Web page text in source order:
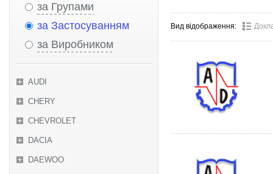
за Групами
за Застосуванням
за Виробником
AUDI
CHERY
CHEVROLET
DACIA
DAEWOO
Вид відображення: